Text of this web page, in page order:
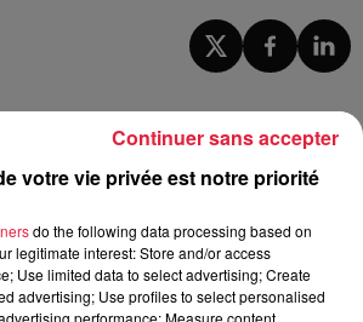
Hoerdt, de l’eau brune sort des
2026
votre vie privée est notre priorité
do the following data processing based on
legitimate interest: Store and/or access
Use limited data to select advertising; Create
advertising; Use profiles to select personalised
performance; Measure content
Continuer sans accepter